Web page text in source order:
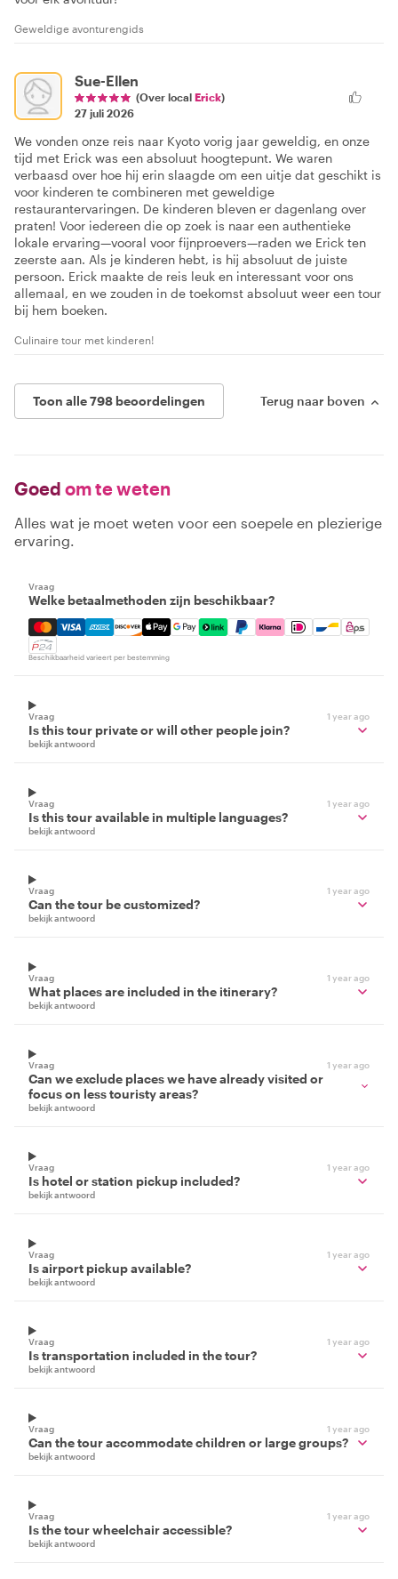
Geweldige avonturengids
Sue-Ellen
(Over local Erick)
27 juli 2026
We vonden onze reis naar Kyoto vorig jaar geweldig, en onze
tijd met Erick was een absoluut hoogtepunt. We waren
verbaasd over hoe hij erin slaagde om een uitje dat geschikt is
voor kinderen te combineren met geweldige
restaurantervaringen. De kinderen bleven er dagenlang over
praten! Voor iedereen die op zoek is naar een authentieke
lokale ervaring—vooral voor fijnproevers—raden we Erick ten
zeerste aan. Als je kinderen hebt, is hij absoluut de juiste
persoon. Erick maakte de reis leuk en interessant voor ons
allemaal, en we zouden in de toekomst absoluut weer een tour
bij hem boeken.
Culinaire tour met kinderen!
Toon alle 798 beoordelingen Terug naar boven
Goed om te weten
Alles wat je moet weten voor een soepele en plezierige
ervaring.
Vraag
Welke betaalmethoden zijn beschikbaar?
Mastercard, Visa, Amex, Discover, Apple Pay, Google
Beschikbaarheid varieert per bestemming
Vraag 1 year ago
Is this tour private or will other people join?
bekijk antwoord
Vraag 1 year ago
Is this tour available in multiple languages?
bekijk antwoord
Vraag 1 year ago
Can the tour be customized?
bekijk antwoord
Vraag 1 year ago
What places are included in the itinerary?
bekijk antwoord
Vraag 1 year ago
Can we exclude places we have already visited or
focus on less touristy areas?
bekijk antwoord
Vraag 1 year ago
Is hotel or station pickup included?
bekijk antwoord
Vraag 1 year ago
Is airport pickup available?
bekijk antwoord
Vraag 1 year ago
Is transportation included in the tour?
bekijk antwoord
Vraag 1 year ago
Can the tour accommodate children or large groups?
bekijk antwoord
Vraag 1 year ago
Is the tour wheelchair accessible?
bekijk antwoord